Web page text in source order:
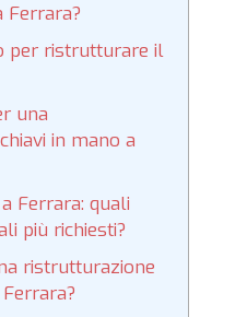
Ferrara?
per ristrutturare il
una
in mano a
Ferrara: quali
più richiesti?
ristrutturazione